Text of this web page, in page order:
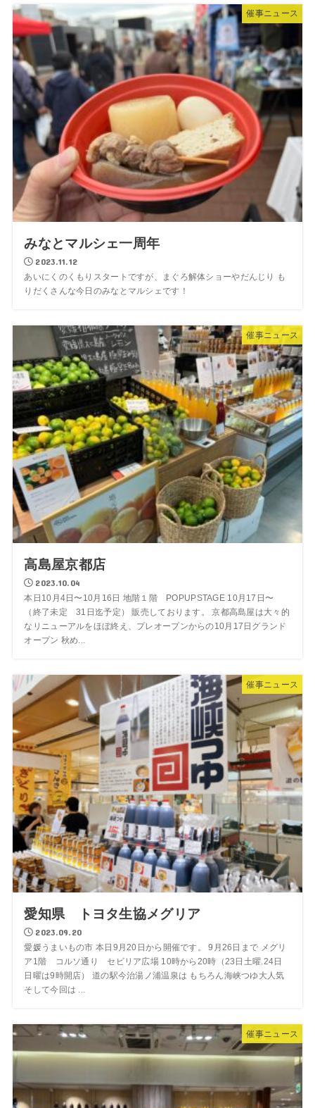
催事ニュース
みなとマルシェ一周年
2023.11.12
あいにくのくもりスタートですが、まぐろ解体ショーやだんじり も
りだくさんな今日のみなとマルシェです！
催事ニュース
高島屋京都店
2023.10.04
本日10月4日〜10月16日 地階１階 POPUPSTAGE 10月17日〜
（終了未定 31日迄予定） 販売しております。 京都高島屋は大々的
なリニューアルをほぼ終え、プレオープンからの10月17日グランド
オープン 秋め...
催事ニュース
愛知県 トヨタ生協メグリア
2023.09.20
愛媛うまいもの市 本日9月20日から開催です。 9月26日まで メグリ
ア1階 コルソ通り セビリア広場 10時から20時（23日土曜.24日
日曜は9時開店） 道の駅今治湯ノ浦温泉は もちろん海峡つゆ大人気
そして今回は ...
催事ニュース